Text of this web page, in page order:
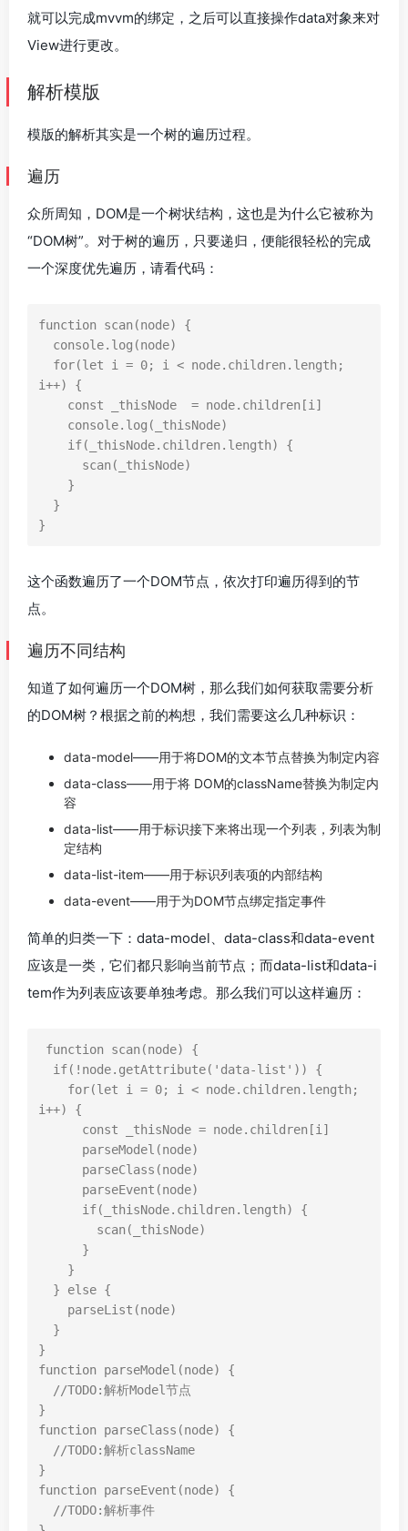
就可以完成mvvm的绑定，之后可以直接操作data对象来对
View进行更改。
解析模版
模版的解析其实是一个树的遍历过程。
遍历
众所周知，DOM是一个树状结构，这也是为什么它被称为
“DOM树”。对于树的遍历，只要递归，便能很轻松的完成
一个深度优先遍历，请看代码：
function scan(node)
{
console. log (node)
for(let i = 0; i < node. children. length;
i++)
{
const
_thisNode = node. children [i ]
console. log ( _thisNode)
if( _thisNode. children. length)
{
scan( _thisNode)
}
}
}
这个函数遍历了一个DOM节点，依次打印遍历得到的节
点。
遍历不同结构
知道了如何遍历一个DOM树，那么我们如何获取需要分析
的DOM树？根据之前的构想，我们需要这么几种标识：
data-model——用于将DOM的文本节点替换为制定内容
data-class——用于将 DOM的className替换为制定内
容
data-list——用于标识接下来将出现一个列表，列表为制
定结构
data-list-item——用于标识列表项的内部结构
data-event——用于为DOM节点绑定指定事件
简单的归类一下：data-model、data-class和data-event
应该是一类，它们都只影响当前节点；而data-list和data-i
tem作为列表应该要单独考虑。那么我们可以这样遍历：
function scan(node)
{
if( ! node. getAttribute( 'data-list' ))
{
for(let i = 0; i < node. children. length;
i++)
{
const
_thisNode = node. children [i ]
parseModel (node)
parseClass (node)
parseEvent (node)
if( _thisNode. children. length)
{
scan( _thisNode)
}
}
}
else {
parseList (node)
}
}
function parseModel (node)
{
//TODO:解析Model节点
}
function parseClass (node)
{
//TODO:解析className
}
function parseEvent (node)
{
//TODO:解析事件